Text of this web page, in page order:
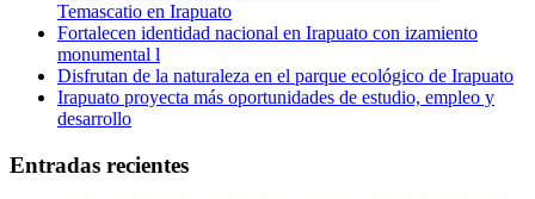
Temascatio en Irapuato
Fortalecen identidad nacional en Irapuato con izamiento
monumental l
Disfrutan de la naturaleza en el parque ecológico de Irapuato
Irapuato proyecta más oportunidades de estudio, empleo y
desarrollo
Entradas recientes